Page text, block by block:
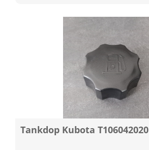
Tankdop Kubota T106042020